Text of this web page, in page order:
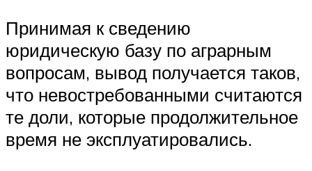
Принимая к сведению
юридическую базу по аграрным
вопросам, вывод получается таков,
что невостребованными считаются
те доли, которые продолжительное
время не эксплуатировались.